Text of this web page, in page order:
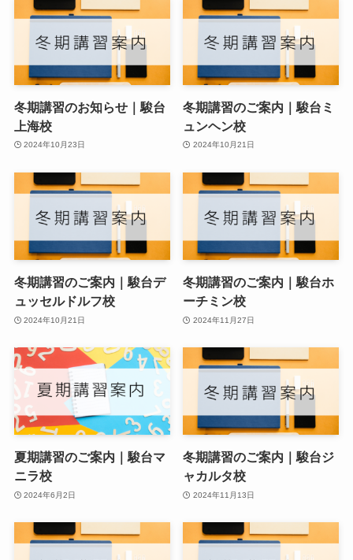
冬期講習のお知らせ｜駿台
上海校
2024年10月23日
冬期講習のご案内｜駿台ミ
ュンヘン校
2024年10月21日
冬期講習のご案内｜駿台デ
ュッセルドルフ校
2024年10月21日
冬期講習のご案内｜駿台ホ
ーチミン校
2024年11月27日
夏期講習のご案内｜駿台マ
ニラ校
2024年6月2日
冬期講習のご案内｜駿台ジ
ャカルタ校
2024年11月13日